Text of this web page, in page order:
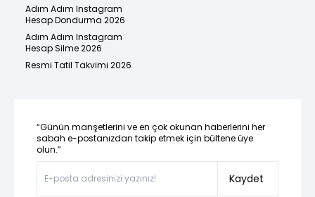
Adım Adım Instagram
Hesap Dondurma 2026
Adım Adım Instagram
Hesap Silme 2026
Resmi Tatil Takvimi 2026
“Günün manşetlerini ve en çok okunan haberlerini her
sabah e-postanızdan takip etmek için bültene üye
olun.”
Kaydet